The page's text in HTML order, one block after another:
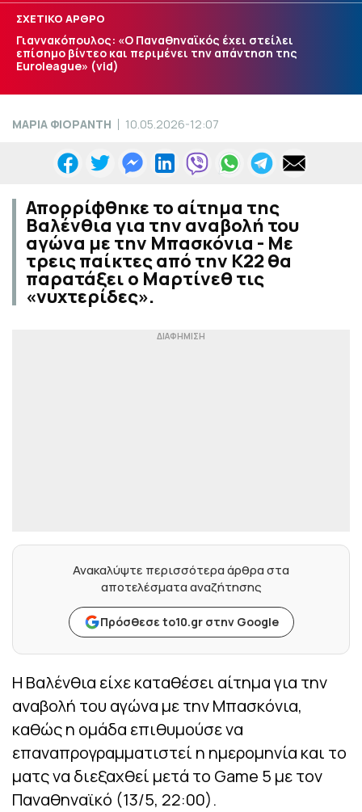
ΣΧΕΤΙΚΟ ΑΡΘΡΟ
Γιαννακόπουλος: «Ο Παναθηναϊκός έχει στείλει
επίσημο βίντεο και περιμένει την απάντηση της
Euroleague» (vid)
ΜΑΡΙΑ ΦΙΟΡΑΝΤΗ 10.05.2026-12:07
Απορρίφθηκε το αίτημα της
Βαλένθια για την αναβολή του
αγώνα με την Μπασκόνια - Με
τρεις παίκτες από την K22 θα
παρατάξει ο Μαρτίνεθ τις
«νυχτερίδες».
Ανακαλύψτε περισσότερα άρθρα στα
αποτελέσματα αναζήτησης
Πρόσθεσε to10.gr στην Google
Η Βαλένθια είχε καταθέσει αίτημα για την
αναβολή του αγώνα με την Μπασκόνια,
καθώς η ομάδα επιθυμούσε να
επαναπρογραμματιστεί η ημερομηνία και το
ματς να διεξαχθεί μετά το Game 5 με τον
Παναθηναϊκό (13/5, 22:00).